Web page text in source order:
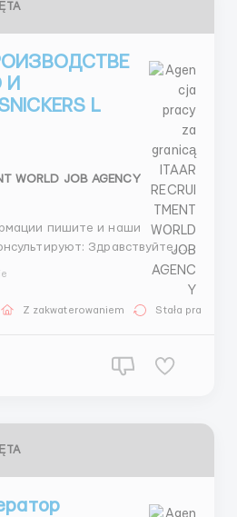
И
L
WORLD JOB AGENCY
пишите и наши
Здравствуйте,
с нашим менеджером (Вадим)
+ 44 7572 191944
Z zakwaterowaniem Stała praca